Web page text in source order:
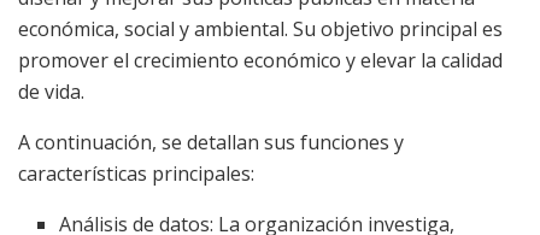
económica, social y ambiental. Su objetivo principal es
promover el crecimiento económico y elevar la calidad
de vida.
A continuación, se detallan sus funciones y
características principales:
Análisis de datos: La organización investiga,